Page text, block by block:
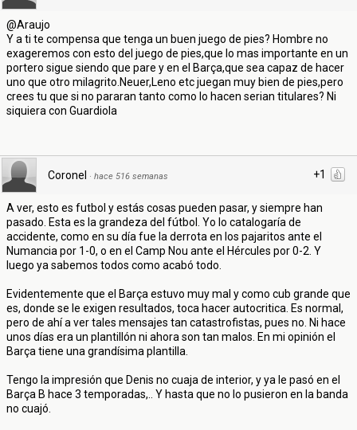
@Araujo
Y a ti te compensa que tenga un buen juego de pies? Hombre no
exageremos con esto del juego de pies,que lo mas importante en un
portero sigue siendo que pare y en el Barça,que sea capaz de hacer
uno que otro milagrito.Neuer,Leno etc juegan muy bien de pies,pero
crees tu que si no pararan tanto como lo hacen serian titulares? Ni
siquiera con Guardiola
+1
Coronel · hace 516 semanas
A ver, esto es futbol y estás cosas pueden pasar, y siempre han
pasado. Esta es la grandeza del fútbol. Yo lo catalogaría de
accidente, como en su día fue la derrota en los pajaritos ante el
Numancia por 1-0, o en el Camp Nou ante el Hércules por 0-2. Y
luego ya sabemos todos como acabó todo.
Evidentemente que el Barça estuvo muy mal y como cub grande que
es, donde se le exigen resultados, toca hacer autocritica. Es normal,
pero de ahí a ver tales mensajes tan catastrofistas, pues no. Ni hace
unos días era un plantillón ni ahora son tan malos. En mi opinión el
Barça tiene una grandísima plantilla.
Tengo la impresión que Denis no cuaja de interior, y ya le pasó en el
Barça B hace 3 temporadas,.. Y hasta que no lo pusieron en la banda
no cuajó.